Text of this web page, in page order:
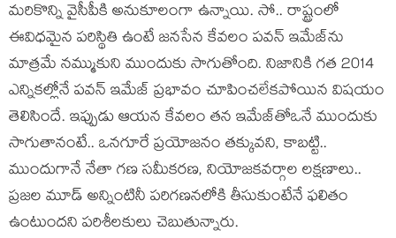
మ‌రికొన్ని వైసీపీకి అనుకూలంగా ఉన్నాయి. సో.. రాష్ట్రంలో
ఈవిధ‌మైన ప‌రిస్థితి ఉంటే జ‌న‌సేన కేవ‌లం ప‌వ‌న్ ఇమేజ్‌ను
మాత్ర‌మే న‌మ్ముకుని ముందుకు సాగుతోంది. నిజానికి గ‌త 2014
ఎన్నిక‌ల్లోనే ప‌వ‌న్ ఇమేజ్ ప్ర‌భావం చూపించ‌లేక‌పోయిన విష‌యం
తెలిసిందే. ఇప్పుడు ఆయ‌న కేవ‌లం త‌న ఇమేజ్‌తోఒనే ముందుకు
సాగుతానంటే.. ఒన‌గూరే ప్ర‌యోజ‌నం త‌క్కువ‌ని, కాబ‌ట్టి..
ముందుగానే నేతా గ‌ణ స‌మీక‌ర‌ణ‌, నియోజ‌క‌వ‌ర్గాల ల‌క్ష‌ణాలు..
ప్ర‌జ‌ల మూడ్ అన్నింటినీ ప‌రిగ‌ణ‌న‌లోకి తీసుకుంటేనే ఫ‌లితం
ఉంటుంద‌ని ప‌రిశీల‌కులు చెబుతున్నారు.